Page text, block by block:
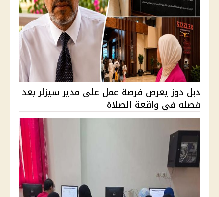
دبل دوز يعرض فرصة عمل على مدير سيزلر بعد
فصله في واقعة الصلاة